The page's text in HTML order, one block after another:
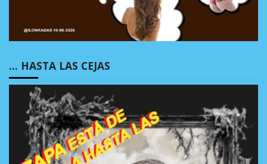
… HASTA LAS CEJAS